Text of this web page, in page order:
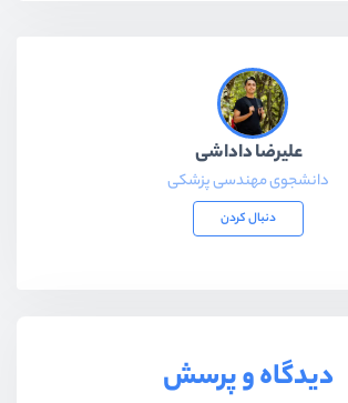
علیرضا داداشی
دانشجوی مهندسی پزشکی
دنبال کردن
دیدگاه و پرسش